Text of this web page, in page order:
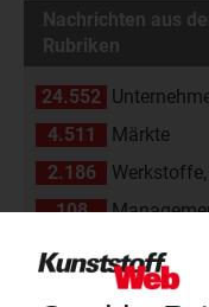
Nachrichten aus
Rubriken
24.552
4.511
Märkte
2.186
108
2.174
Namen
Branche